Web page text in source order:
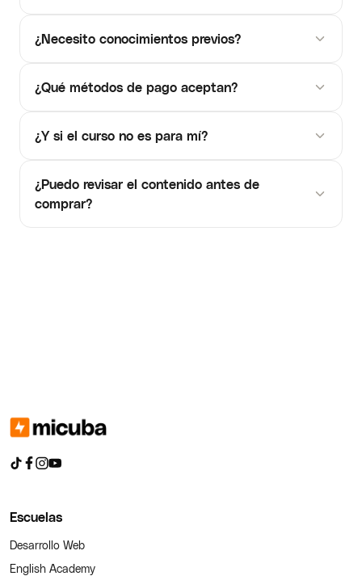
¿Necesito conocimientos previos?
¿Qué métodos de pago aceptan?
¿Y si el curso no es para mí?
¿Puedo revisar el contenido antes de
comprar?
Escuelas
Desarrollo Web
English Academy